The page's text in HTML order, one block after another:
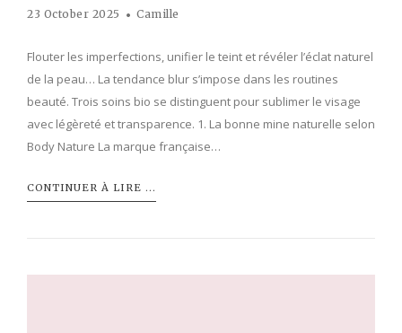
23 October 2025 Camille
Flouter les imperfections, unifier le teint et révéler l’éclat naturel
de la peau… La tendance blur s’impose dans les routines
beauté. Trois soins bio se distinguent pour sublimer le visage
avec légèreté et transparence. 1. La bonne mine naturelle selon
Body Nature La marque française…
CONTINUER À LIRE ...